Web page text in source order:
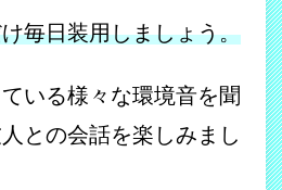
毎日装用しましょう。
いる様々な環境音を聞
との会話を楽しみまし